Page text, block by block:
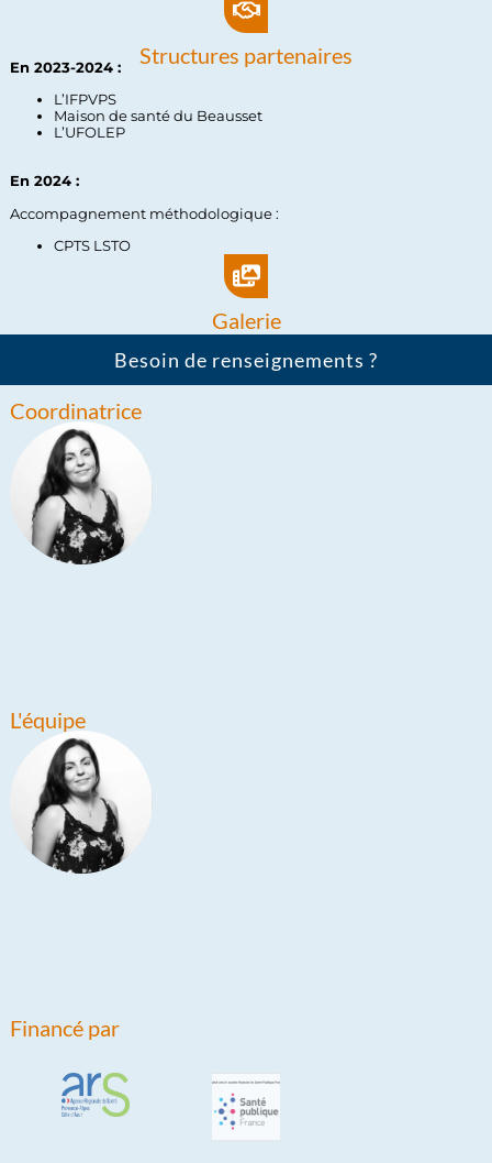
Structures partenaires
En 2023-2024 :
L’IFPVPS
Maison de santé du Beausset
L’UFOLEP
En 2024 :
Accompagnement méthodologique :
CPTS LSTO
Galerie
Besoin de renseignements ?
Coordinatrice
L'équipe
Financé par